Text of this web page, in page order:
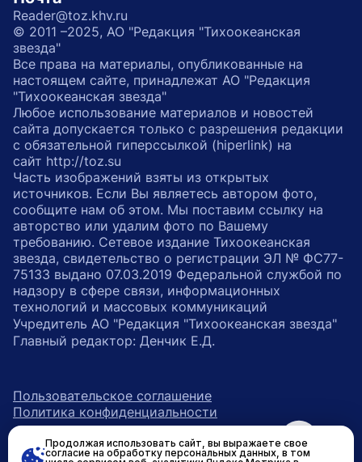
Reader@toz.khv.ru
© 2011 –2025, АО "Редакция "Тихоокеанская
звезда"
Все права на материалы, опубликованные на
настоящем сайте, принадлежат АО "Редакция
"Тихоокеанская звезда"
Любое использование материалов и новостей
сайта допускается только с разрешения редакции
с обязательной гиперссылкой (hiperlink) на
сайт http://toz.su
Часть изображений взяты из открытых
источников. Если Вы являетесь автором фото,
сообщите нам об этом. Мы поставим ссылку на
авторство или удалим фото по Вашему
требованию. Сетевое издание Тихоокеанская
звезда, свидетельство о регистрации ЭЛ № ФС77-
75133 выдано 07.03.2019 Федеральной службой по
надзору в сфере связи, информационных
технологий и массовых коммуникаций
Учредитель АО "Редакция "Тихоокеанская звезда"
Главный редактор: Денчик Е.Д.
Пользовательское соглашение
Политика конфиденциальности
ссылка на главную
возрастное ограничение 16+
Продолжая использовать сайт, вы выражаете свое
согласие на обработку персональных данных, в том